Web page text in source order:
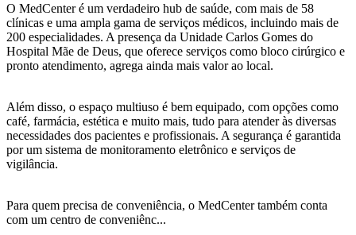
O MedCenter é um verdadeiro hub de saúde, com mais de 58
clínicas e uma ampla gama de serviços médicos, incluindo mais de
200 especialidades. A presença da Unidade Carlos Gomes do
Hospital Mãe de Deus, que oferece serviços como bloco cirúrgico e
pronto atendimento, agrega ainda mais valor ao local.
Além disso, o espaço multiuso é bem equipado, com opções como
café, farmácia, estética e muito mais, tudo para atender às diversas
necessidades dos pacientes e profissionais. A segurança é garantida
por um sistema de monitoramento eletrônico e serviços de
vigilância.
Para quem precisa de conveniência, o MedCenter também conta
com um centro de conveniênc...